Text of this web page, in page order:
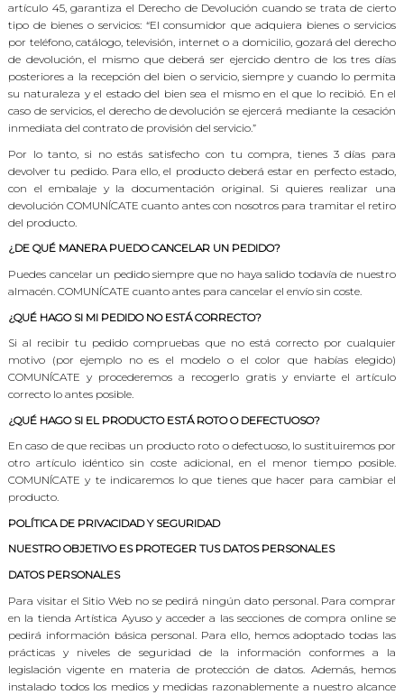
artículo 45, garantiza el Derecho de Devolución cuando se trata de cierto
tipo de bienes o servicios: “El consumidor que adquiera bienes o servicios
por teléfono, catálogo, televisión, internet o a domicilio, gozará del derecho
de devolución, el mismo que deberá ser ejercido dentro de los tres días
posteriores a la recepción del bien o servicio, siempre y cuando lo permita
su naturaleza y el estado del bien sea el mismo en el que lo recibió. En el
caso de servicios, el derecho de devolución se ejercerá mediante la cesación
inmediata del contrato de provisión del servicio.”
Por lo tanto, si no estás satisfecho con tu compra, tienes 3 días para
devolver tu pedido. Para ello, el producto deberá estar en perfecto estado,
con el embalaje y la documentación original. Si quieres realizar una
devolución COMUNÍCATE cuanto antes con nosotros para tramitar el retiro
del producto.
¿DE QUÉ MANERA PUEDO CANCELAR UN PEDIDO?
Puedes cancelar un pedido siempre que no haya salido todavía de nuestro
almacén. COMUNÍCATE cuanto antes para cancelar el envío sin coste.
¿QUÉ HAGO SI MI PEDIDO NO ESTÁ CORRECTO?
Si al recibir tu pedido compruebas que no está correcto por cualquier
motivo (por ejemplo no es el modelo o el color que habías elegido)
COMUNÍCATE y procederemos a recogerlo gratis y enviarte el artículo
correcto lo antes posible.
¿QUÉ HAGO SI EL PRODUCTO ESTÁ ROTO O DEFECTUOSO?
En caso de que recibas un producto roto o defectuoso, lo sustituiremos por
otro artículo idéntico sin coste adicional, en el menor tiempo posible.
COMUNÍCATE y te indicaremos lo que tienes que hacer para cambiar el
producto.
POLÍTICA DE PRIVACIDAD Y SEGURIDAD
NUESTRO OBJETIVO ES PROTEGER TUS DATOS PERSONALES
DATOS PERSONALES
Para visitar el Sitio Web no se pedirá ningún dato personal. Para comprar
en la tienda Artística Ayuso y acceder a las secciones de compra online se
pedirá información básica personal. Para ello, hemos adoptado todas las
prácticas y niveles de seguridad de la información conformes a la
legislación vigente en materia de protección de datos. Además, hemos
instalado todos los medios y medidas razonablemente a nuestro alcance